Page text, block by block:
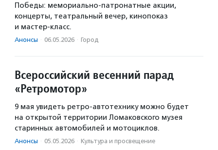
Победы: мемориально-патронатные акции,
концерты, театральный вечер, кинопоказ
и мастер-класс.
Анонсы · 06.05.2026 · Город
Всероссийский весенний парад
«Ретромотор»
9 мая увидеть ретро-автотехнику можно будет
на открытой территории Ломаковского музея
старинных автомобилей и мотоциклов.
Анонсы · 05.05.2026 · Культура и просвещение